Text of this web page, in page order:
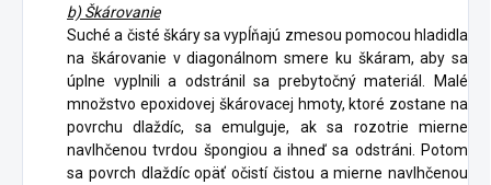
b) Škárovanie
Suché a čisté škáry sa vypĺňajú zmesou pomocou hladidla
na škárovanie v diagonálnom smere ku škáram, aby sa
úplne vyplnili a odstránil sa prebytočný materiál. Malé
množstvo epoxidovej škárovacej hmoty, ktoré zostane na
povrchu dlaždíc, sa emulguje, ak sa rozotrie mierne
navlhčenou tvrdou špongiou a ihneď sa odstráni. Potom
sa povrch dlaždíc opäť očistí čistou a mierne navlhčenou